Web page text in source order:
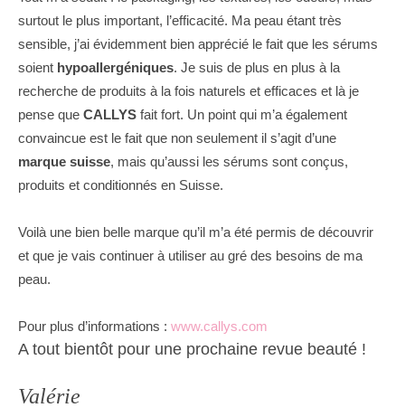
surtout le plus important, l’efficacité. Ma peau étant très
sensible, j’ai évidemment bien apprécié le fait que les sérums
soient hypoallergéniques. Je suis de plus en plus à la
recherche de produits à la fois naturels et efficaces et là je
pense que CALLYS fait fort. Un point qui m’a également
convaincue est le fait que non seulement il s’agit d’une
marque suisse, mais qu’aussi les sérums sont conçus,
produits et conditionnés en Suisse.
Voilà une bien belle marque qu’il m’a été permis de découvrir
et que je vais continuer à utiliser au gré des besoins de ma
peau.
Pour plus d’informations : www.callys.com
A tout bientôt pour une prochaine revue beauté !
Valérie